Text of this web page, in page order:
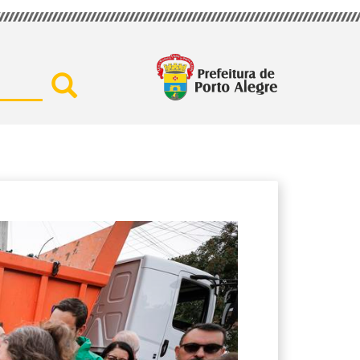
Buscar por secretaria,